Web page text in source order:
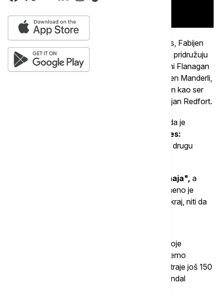
Glumačku postavu čine i Stiv Tausend, Ris Ivans, Fabijen
Frankel koje već znamo iz prethodnih sezona, a pridružuju
im se Džejms Norton kao Ormund Hajtauer, Tomi Flanagan
kao lord Roderik Dastin, Den Fogler kao ser Toren Manderli,
Tom Kalen kao ser Lutor Laržent, Džoplin Sibtajn kao ser
"Hrabri" Džon Rokston i Bari Sloun kao ser Adrijan Redfort.
Svet "Igre prestola" nastavlja da se širi, budući da je
"Game of Thrones:
, dok je HBO već naručio i drugu
Četvrta sezona biće poslednja za "Kuću zmaja", a
jedan od kreatora serije Rajan Kondal svojevremeno je
istakao da im namera nije niti da zbrzavaju pred kraj, niti da
"Potrebno je doći do zadovoljavajućeg mesta koje
povezuje dovoljno tokova naracije, a neke namerno
ostavlja otvorenim, jer kako znamo, ova istorija traje još 150
godina, do Deneris i 'Igre prestola'", rekao je Kondal